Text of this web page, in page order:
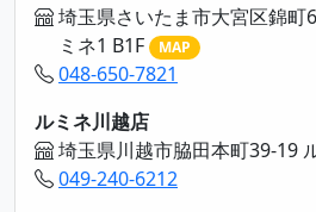
埼玉県さいたま市大宮区錦町
ミネ1 B1F
MAP
048-650-7821
ルミネ川越店
埼玉県川越市脇田本町39-19
049-240-6212